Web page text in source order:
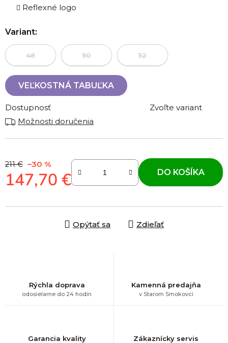
Reflexné logo
Variant:
48 50 52
VEĽKOSTNÁ TABUĽKA
Dostupnosť
Zvoľte variant
Možnosti doručenia
211 € –30 %
147,70 € DO KOŠÍKA
Opýtať sa Zdieľať
Rýchla doprava
odosielame do 24 hodín
Kamenná predajňa
v Starom Smokovci
Garancia kvality Zákaznícky servis